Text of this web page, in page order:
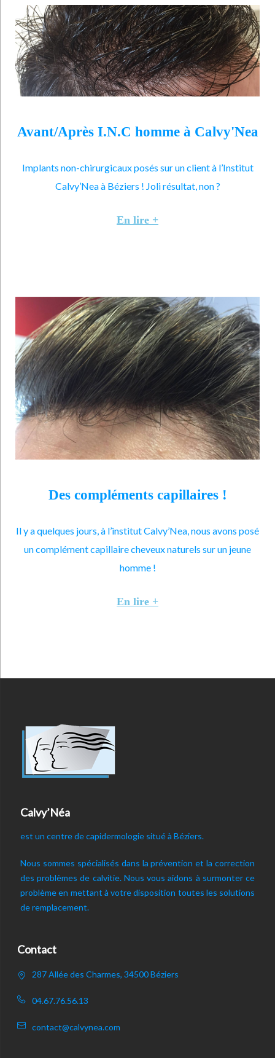
Avant/Après I.N.C homme à Calvy'Nea
Implants non-chirurgicaux posés sur un client à l’Institut
Calvy’Nea à Béziers ! Joli résultat, non ?
En lire +
Des compléments capillaires !
Il y a quelques jours, à l’institut Calvy’Nea, nous avons posé
un complément capillaire cheveux naturels sur un jeune
homme !
En lire +
Calvy’Néa
est un centre de capidermologie situé à Béziers.
Nous sommes spécialisés dans la prévention et la correction
des problèmes de calvitie. Nous vous aidons à surmonter ce
problème en mettant à votre disposition toutes les solutions
de remplacement.
Contact
287 Allée des Charmes, 34500 Béziers
04.67.76.56.13
contact@calvynea.com